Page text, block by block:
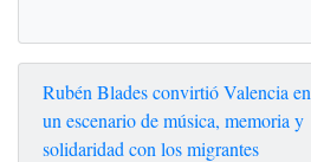
Rubén Blades convirtió Valencia en
un escenario de música, memoria y
solidaridad con los migrantes